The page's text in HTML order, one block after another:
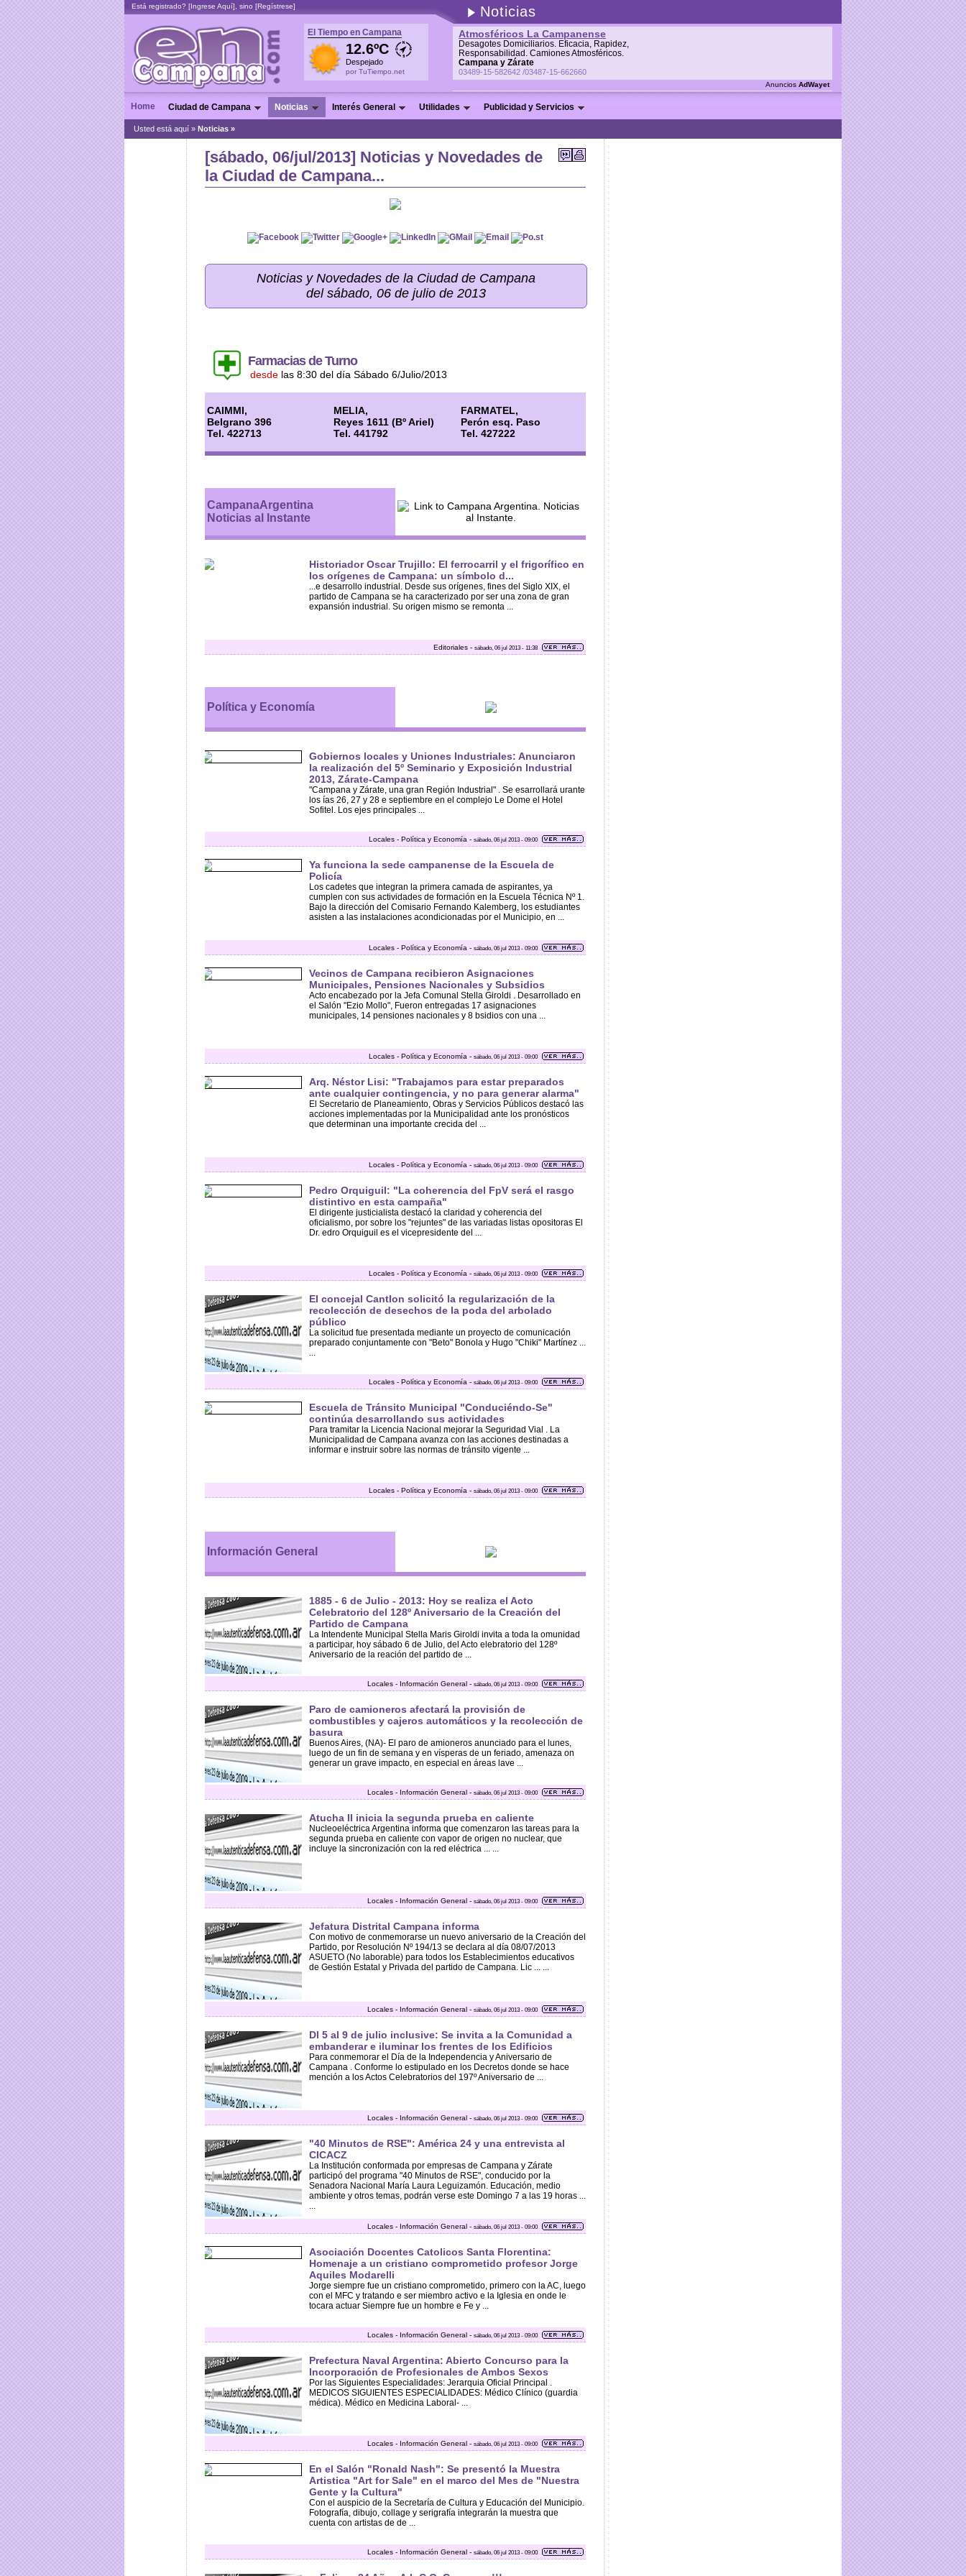
Está registrado? [Ingrese Aquí], sino [Regístrese] Noticias
Atmosféricos La Campanense
Desagotes Domiciliarios. Eficacia, Rapidez,
Responsabilidad. Camiones Atmosféricos.
Campana y Zárate
03489-15-582642 /03487-15-662660
Anuncios AdWayet
El Tiempo en Campana
12.6ºC
Despejado
por TuTiempo.net
Home Ciudad de Campana Noticias Interés General Utilidades Publicidad y Servicios
Usted está aquí » Noticias »
[sábado, 06/jul/2013] Noticias y Novedades de
la Ciudad de Campana...
Noticias y Novedades de la Ciudad de Campana
del sábado, 06 de julio de 2013
Farmacias de Turno
desde las 8:30 del día Sábado 6/Julio/2013
CAIMMI,
Belgrano 396
Tel. 422713
MELIA,
Reyes 1611 (Bº Ariel)
Tel. 441792
FARMATEL,
Perón esq. Paso
Tel. 427222
CampanaArgentina
Noticias al Instante
Historiador Oscar Trujillo: El ferrocarril y el frigorífico en
los orígenes de Campana: un símbolo d...
...e desarrollo industrial. Desde sus orígenes, fines del Siglo XIX, el
partido de Campana se ha caracterizado por ser una zona de gran
expansión industrial. Su origen mismo se remonta ...
Editoriales - sábado, 06 jul 2013 - 11:38
Política y Economía
Gobiernos locales y Uniones Industriales: Anunciaron
la realización del 5º Seminario y Exposición Industrial
2013, Zárate-Campana
"Campana y Zárate, una gran Región Industrial" . Se esarrollará urante
los ías 26, 27 y 28 e septiembre en el complejo Le Dome el Hotel
Sofitel. Los ejes principales ...
Locales - Política y Economía - sábado, 06 jul 2013 - 09:00
Ya funciona la sede campanense de la Escuela de
Policía
Los cadetes que integran la primera camada de aspirantes, ya
cumplen con sus actividades de formación en la Escuela Técnica Nº 1.
Bajo la dirección del Comisario Fernando Kalemberg, los estudiantes
asisten a las instalaciones acondicionadas por el Municipio, en ...
Locales - Política y Economía - sábado, 06 jul 2013 - 09:00
Vecinos de Campana recibieron Asignaciones
Municipales, Pensiones Nacionales y Subsidios
Acto encabezado por la Jefa Comunal Stella Giroldi . Desarrollado en
el Salón "Ezio Mollo", Fueron entregadas 17 asignaciones
municipales, 14 pensiones nacionales y 8 bsidios con una ...
Locales - Política y Economía - sábado, 06 jul 2013 - 09:00
Arq. Néstor Lisi: "Trabajamos para estar preparados
ante cualquier contingencia, y no para generar alarma"
El Secretario de Planeamiento, Obras y Servicios Públicos destacó las
acciones implementadas por la Municipalidad ante los pronósticos
que determinan una importante crecida del ...
Locales - Política y Economía - sábado, 06 jul 2013 - 09:00
Pedro Orquiguil: "La coherencia del FpV será el rasgo
distintivo en esta campaña"
El dirigente justicialista destacó la claridad y coherencia del
oficialismo, por sobre los "rejuntes" de las variadas listas opositoras El
Dr. edro Orquiguil es el vicepresidente del ...
Locales - Política y Economía - sábado, 06 jul 2013 - 09:00
El concejal Cantlon solicitó la regularización de la
recolección de desechos de la poda del arbolado
público
La solicitud fue presentada mediante un proyecto de comunicación
preparado conjuntamente con "Beto" Bonola y Hugo "Chiki" Martínez ...
...
Locales - Política y Economía - sábado, 06 jul 2013 - 09:00
Escuela de Tránsito Municipal "Conduciéndo-Se"
continúa desarrollando sus actividades
Para tramitar la Licencia Nacional mejorar la Seguridad Vial . La
Municipalidad de Campana avanza con las acciones destinadas a
informar e instruir sobre las normas de tránsito vigente ...
Locales - Política y Economía - sábado, 06 jul 2013 - 09:00
Información General
1885 - 6 de Julio - 2013: Hoy se realiza el Acto
Celebratorio del 128º Aniversario de la Creación del
Partido de Campana
La Intendente Municipal Stella Maris Giroldi invita a toda la omunidad
a participar, hoy sábado 6 de Julio, del Acto elebratorio del 128º
Aniversario de la reación del partido de ...
Locales - Información General - sábado, 06 jul 2013 - 09:00
Paro de camioneros afectará la provisión de
combustibles y cajeros automáticos y la recolección de
basura
Buenos Aires, (NA)- El paro de amioneros anunciado para el lunes,
luego de un fin de semana y en vísperas de un feriado, amenaza on
generar un grave impacto, en especial en áreas lave ...
Locales - Información General - sábado, 06 jul 2013 - 09:00
Atucha II inicia la segunda prueba en caliente
Nucleoeléctrica Argentina informa que comenzaron las tareas para la
segunda prueba en caliente con vapor de origen no nuclear, que
incluye la sincronización con la red eléctrica ... ...
Locales - Información General - sábado, 06 jul 2013 - 09:00
Jefatura Distrital Campana informa
Con motivo de conmemorarse un nuevo aniversario de la Creación del
Partido, por Resolución Nº 194/13 se declara al día 08/07/2013
ASUETO (No laborable) para todos los Establecimientos educativos
de Gestión Estatal y Privada del partido de Campana. Lic ... ...
Locales - Información General - sábado, 06 jul 2013 - 09:00
Dl 5 al 9 de julio inclusive: Se invita a la Comunidad a
embanderar e iluminar los frentes de los Edificios
Para conmemorar el Día de la Independencia y Aniversario de
Campana . Conforme lo estipulado en los Decretos donde se hace
mención a los Actos Celebratorios del 197º Aniversario de ...
Locales - Información General - sábado, 06 jul 2013 - 09:00
"40 Minutos de RSE": América 24 y una entrevista al
CICACZ
La Institución conformada por empresas de Campana y Zárate
participó del programa "40 Minutos de RSE", conducido por la
Senadora Nacional María Laura Leguizamón. Educación, medio
ambiente y otros temas, podrán verse este Domingo 7 a las 19 horas ...
...
Locales - Información General - sábado, 06 jul 2013 - 09:00
Asociación Docentes Catolicos Santa Florentina:
Homenaje a un cristiano comprometido profesor Jorge
Aquiles Modarelli
Jorge siempre fue un cristiano comprometido, primero con la AC, luego
con el MFC y tratando e ser miembro activo e la Iglesia en onde le
tocara actuar Siempre fue un hombre e Fe y ...
Locales - Información General - sábado, 06 jul 2013 - 09:00
Prefectura Naval Argentina: Abierto Concurso para la
Incorporación de Profesionales de Ambos Sexos
Por las Siguientes Especialidades: Jerarquia Oficial Principal .
MEDICOS SIGUIENTES ESPECIALIDADES: Médico Clínico (guardia
médica). Médico en Medicina Laboral- ...
Locales - Información General - sábado, 06 jul 2013 - 09:00
En el Salón "Ronald Nash": Se presentó la Muestra
Artistica "Art for Sale" en el marco del Mes de "Nuestra
Gente y la Cultura"
Con el auspicio de la Secretaría de Cultura y Educación del Municipio.
Fotografía, dibujo, collage y serigrafía integrarán la muestra que
cuenta con artistas de de ...
Locales - Información General - sábado, 06 jul 2013 - 09:00